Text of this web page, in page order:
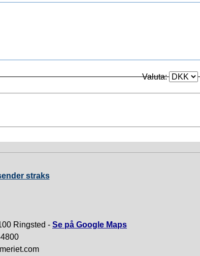
Valuta:
straks
Ringsted - Se på Google Maps